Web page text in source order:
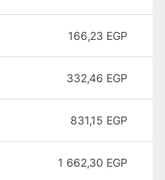
166,23 EGP
332,46 EGP
831,15 EGP
1 662,30 EGP